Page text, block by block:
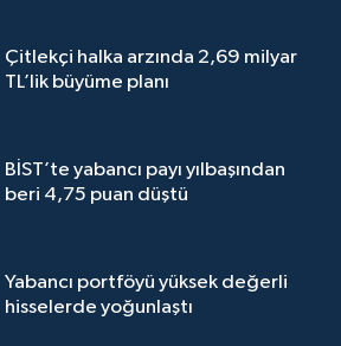
Çitlekçi halka arzında 2,69 milyar
TL’lik büyüme planı
BİST’te yabancı payı yılbaşından
beri 4,75 puan düştü
Yabancı portföyü yüksek değerli
hisselerde yoğunlaştı